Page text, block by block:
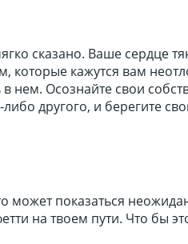
сказано. Ваше сердце
которые кажутся вам
нем. Осознайте свои
другого, и берегите
может показаться
на твоем пути. Что бы